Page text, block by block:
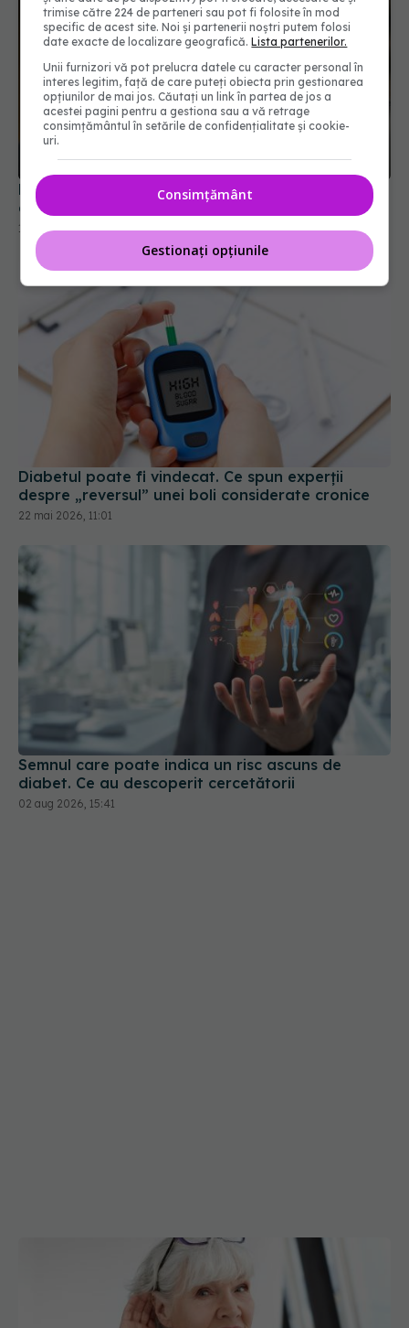
Diabetul legat de malnutriție, recunoscut oficial
drept diabet de tip 5
16 apr 2025, 09:47
Diabetul poate fi vindecat. Ce spun experții
despre „reversul” unei boli considerate cronice
22 mai 2026, 11:01
Semnul care poate indica un risc ascuns de
diabet. Ce au descoperit cercetătorii
02 aug 2026, 15:41
trimise către 224 de parteneri sau pot fi folosite în mod
specific de acest site. Noi și partenerii noștri putem folosi
date exacte de localizare geografică.Lista partenerilor.
Unii furnizori vă pot prelucra datele cu caracter personal în
interes legitim, față de care puteți obiecta prin gestionarea
opțiunilor de mai jos. Căutați un link în partea de jos a
acestei pagini pentru a gestiona sau a vă retrage
consimțământul în setările de confidențialitate și cookie-
uri.
Consimțământ
Gestionați opțiunile